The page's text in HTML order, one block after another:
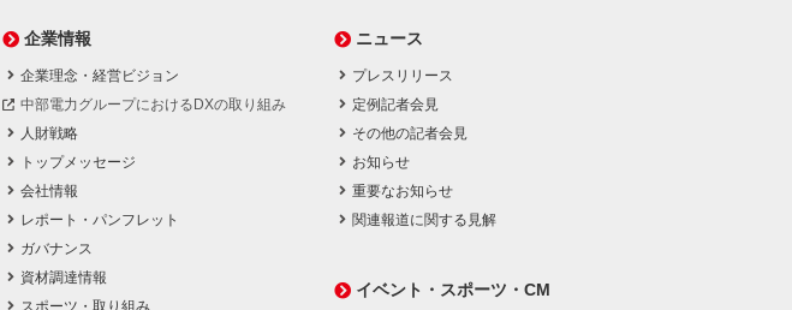
企業情報
企業理念・経営ビジョン
中部電力グループにおけるDXの取り組み
人財戦略
トップメッセージ
会社情報
レポート・パンフレット
ガバナンス
資材調達情報
スポーツ・取り組み
ニュース
プレスリリース
定例記者会見
その他の記者会見
お知らせ
重要なお知らせ
関連報道に関する見解
イベント・スポーツ・CM